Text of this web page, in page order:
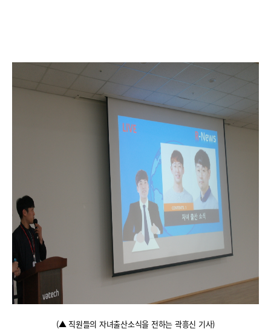
(▲ 직원들의 자녀출산소식을 전하는 곽흥신 기사)